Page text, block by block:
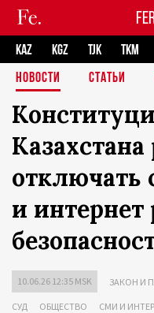
KAZ KGZ TJK TKM
НОВОСТИ
СТАТЬИ
отключать
и интернет
10.06.26 12:35 MSK ЗАКОН И
СУД ОБЩЕСТВО СМИ И